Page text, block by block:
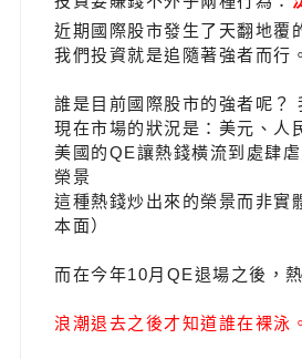
近期國際股市發生了天翻地覆
我們投資就是追隨著強者而行。
誰是目前國際股市的強者呢？
現在市場的狀況是：美元、人
美國的QE讓熱錢橫流到處肆
榮景
這種熱錢炒出來的榮景而非實
本面）
而在今年10月QE退場之後，
浪潮退去之後才知道誰在裸泳。